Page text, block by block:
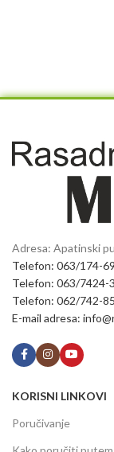
Adresa: Apatinski
Telefon: 063/174-
Telefon: 063/7424-
Telefon: 062/742-
E-mail adresa:
KORISNI LINKOVI
Poručivanje